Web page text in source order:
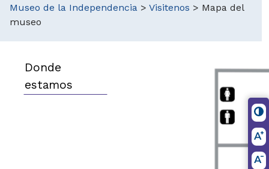
Museo de la Independencia > Visitenos > Mapa del
museo
Donde
estamos